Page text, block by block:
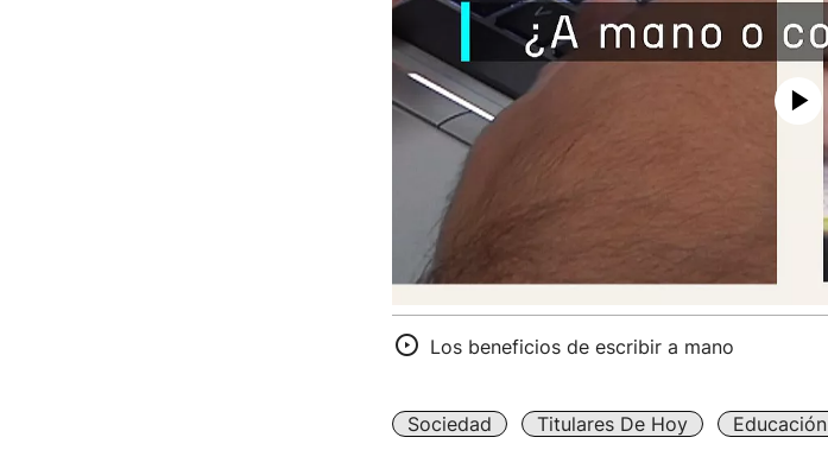
Los beneficios de escribir a mano
Sociedad Titulares De Hoy Educación